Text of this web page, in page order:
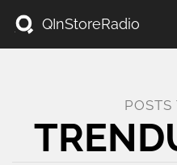
QInStoreRadio
POSTS